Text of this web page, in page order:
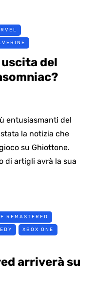
uscita del
entusiasmanti del
la notizia che
su Ghiottone.
di artigli avrà la sua
REMASTERED
XBOX ONE
arriverà su